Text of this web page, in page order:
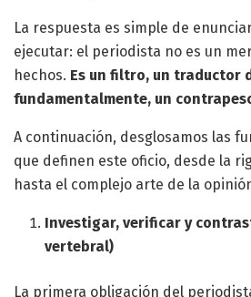
La respuesta es simple de
ejecutar: el periodista no es un
hechos. Es un filtro, un traductor
fundamentalmente, un
A continuación, desglosamos las
que definen este oficio, desde la
hasta el complejo arte de la
Investigar, verificar y
vertebral)
La primera obligación del